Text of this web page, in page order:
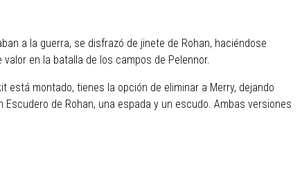
a la guerra, se disfrazó de jinete de Rohan, haciéndose
en la batalla de los campos de Pelennor.
montado, tienes la opción de eliminar a Merry, dejando
de Rohan, una espada y un escudo. Ambas versiones